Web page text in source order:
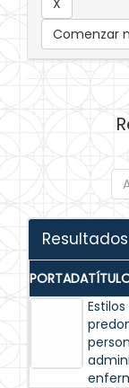
Comenzar
PORTADA